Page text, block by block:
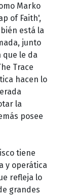
Marko
of Faith',
está la
junto
le da
Trace
hacen lo
la
posee
tiene
y operática
refleja lo
grandes